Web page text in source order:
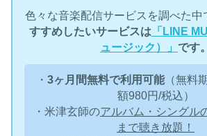
色々な音楽配信サービスを調べた中
すすめしたいサービスは 「LINE
ュージック）」 です。
・ 3ヶ月間無料で利用可能（無料
額980円/税込）
・米津玄師のアルバム・シングル
まで聴き放題！